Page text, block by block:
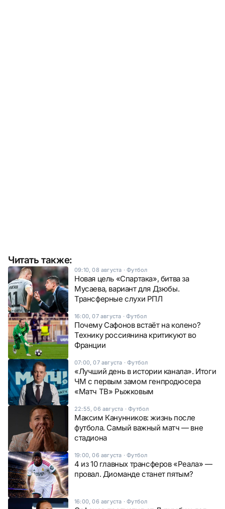
Читать также:
09:10, 08 августа ·Футбол
Новая цель «Спартака», битва за
Мусаева, вариант для Дзюбы.
Трансферные слухи РПЛ
16:00, 07 августа ·Футбол
Почему Сафонов встаёт на колено?
Технику россиянина критикуют во
Франции
07:00, 07 августа ·Футбол
«Лучший день в истории канала». Итоги
ЧМ с первым замом генпродюсера
«Матч ТВ» Рыжковым
22:55, 06 августа ·Футбол
Максим Канунников: жизнь после
футбола. Самый важный матч — вне
стадиона
19:00, 06 августа ·Футбол
4 из 10 главных трансферов «Реала» —
провал. Диоманде станет пятым?
16:00, 06 августа ·Футбол